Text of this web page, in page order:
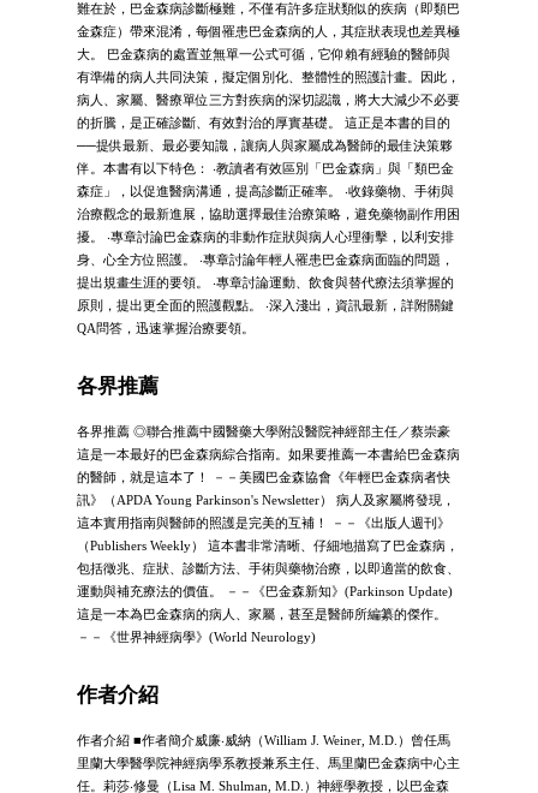
難在於，巴金森病診斷極難，不僅有許多症狀類似的疾病（即類巴
金森症）帶來混淆，每個罹患巴金森病的人，其症狀表現也差異極
大。 巴金森病的處置並無單一公式可循，它仰賴有經驗的醫師與
有準備的病人共同決策，擬定個別化、整體性的照護計畫。因此，
病人、家屬、醫療單位三方對疾病的深切認識，將大大減少不必要
的折騰，是正確診斷、有效對治的厚實基礎。 這正是本書的目的
──提供最新、最必要知識，讓病人與家屬成為醫師的最佳決策夥
伴。本書有以下特色： ‧教讀者有效區別「巴金森病」與「類巴金
森症」，以促進醫病溝通，提高診斷正確率。 ‧收錄藥物、手術與
治療觀念的最新進展，協助選擇最佳治療策略，避免藥物副作用困
擾。 ‧專章討論巴金森病的非動作症狀與病人心理衝擊，以利安排
身、心全方位照護。 ‧專章討論年輕人罹患巴金森病面臨的問題，
提出規畫生涯的要領。 ‧專章討論運動、飲食與替代療法須掌握的
原則，提出更全面的照護觀點。 ‧深入淺出，資訊最新，詳附關鍵
QA問答，迅速掌握治療要領。
各界推薦
各界推薦 ◎聯合推薦中國醫藥大學附設醫院神經部主任／蔡崇豪
這是一本最好的巴金森病綜合指南。如果要推薦一本書給巴金森病
的醫師，就是這本了！ －－美國巴金森協會《年輕巴金森病者快
訊》（APDA Young Parkinson's Newsletter） 病人及家屬將發現，
這本實用指南與醫師的照護是完美的互補！ －－《出版人週刊》
（Publishers Weekly） 這本書非常清晰、仔細地描寫了巴金森病，
包括徵兆、症狀、診斷方法、手術與藥物治療，以即適當的飲食、
運動與補充療法的價值。 －－《巴金森新知》(Parkinson Update)
這是一本為巴金森病的病人、家屬，甚至是醫師所編纂的傑作。
－－《世界神經病學》(World Neurology)
作者介紹
作者介紹 ■作者簡介威廉‧威納（William J. Weiner, M.D.）曾任馬
里蘭大學醫學院神經病學系教授兼系主任、馬里蘭巴金森病中心主
任。莉莎‧修曼（Lisa M. Shulman, M.D.）神經學教授，以巴金森